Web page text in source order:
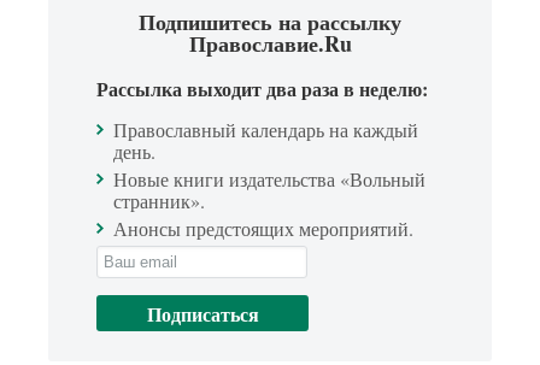
Подпишитесь на рассылку
Православие.Ru
Рассылка выходит два раза в неделю:
Православный календарь на каждый
день.
Новые книги издательства «Вольный
странник».
Анонсы предстоящих мероприятий.